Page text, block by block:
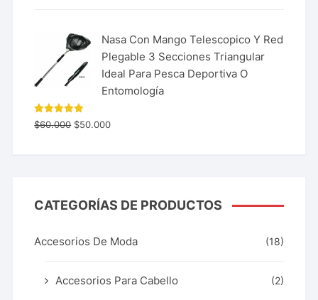
Nasa Con Mango Telescopico Y Red
Plegable 3 Secciones Triangular
Ideal Para Pesca Deportiva O
Entomología
Valorado
con 5.00
$60.000 $50.000
CATEGORÍAS DE PRODUCTOS
Accesorios De Moda (18)
Accesorios Para Cabello (2)